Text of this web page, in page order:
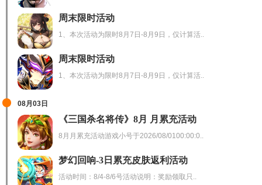
周末限时活动
1、本次活动为限时8月7日-8月9日，仅计算活..
周末限时活动
1、本次活动为限时8月7日-8月9日，仅计算活..
08月03日
《三国杀名将传》8月 月累充活动
8月月累充活动游戏小号于2026/08/0100:00:0..
梦幻回响-3日累充皮肤返利活动
活动时间：8/4-8/6号活动说明：奖励领取只..